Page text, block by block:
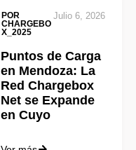
POR
CHARGEBO
X_2025
Julio 6, 2026
Puntos de Carga
en Mendoza: La
Red Chargebox
Net se Expande
en Cuyo